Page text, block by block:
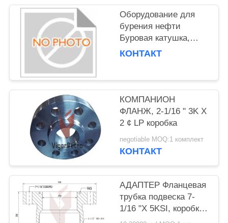
Оборудование для
бурения нефти
Буровая катушка,
изготовленная из
КОНТАКТ
КОМПАНИОН
ФЛАНЖ, 2-1/16 " 3K X
2 ¢ LP коробка
negotiable MOQ:1 комплект
КОНТАКТ
АДАПТЕР Фланцевая
трубка подвеска 7-
1/16 "X 5KSI, коробка
5-1/2" 8RD, API 6A